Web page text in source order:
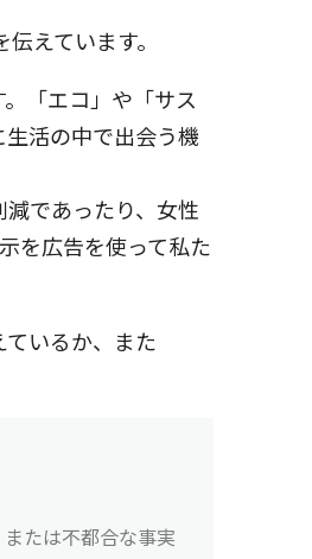
えています。
「エコ」や「サス
活の中で出会う機
減であったり、女性
を広告を使って私た
いるか、また
たは不都合な事実